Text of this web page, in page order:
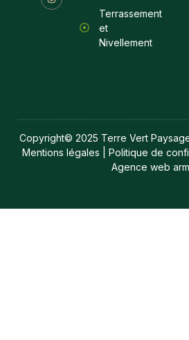
Terrassement
et
Nivellement
Copyright© 2025 Terre Vert
Mentions légales | Politique de
Agence web